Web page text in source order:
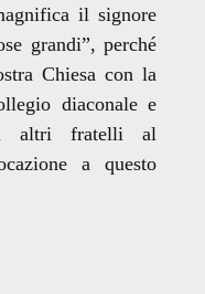
il signore
grandi”, perché
Chiesa con la
diaconale e
altri fratelli al
a questo